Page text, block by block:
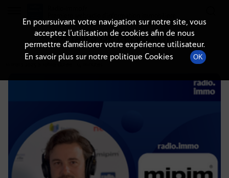
DÉTAILS DE L'ÉMISSION
En poursuivant votre navigation sur notre site, vous
acceptez l’utilisation de cookies afin de nous
permettre d’améliorer votre expérience utilisateur.
En savoir plus sur notre politique Cookies
OK